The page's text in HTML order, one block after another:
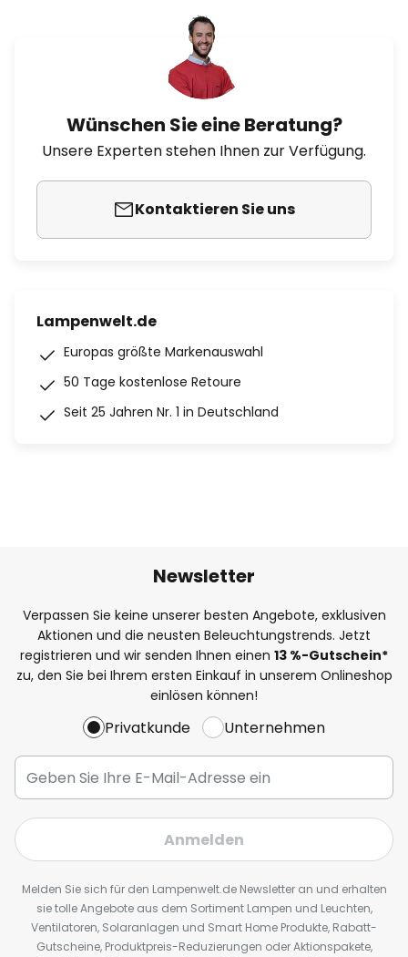
Wünschen Sie eine Beratung?
Unsere Experten stehen Ihnen zur Verfügung.
Kontaktieren Sie uns
Lampenwelt.de
Europas größte Markenauswahl
50 Tage kostenlose Retoure
Seit 25 Jahren Nr. 1 in Deutschland
Newsletter
Verpassen Sie keine unserer besten Angebote, exklusiven
Aktionen und die neusten Beleuchtungstrends. Jetzt
registrieren und wir senden Ihnen einen 13 %-Gutschein*
zu, den Sie bei Ihrem ersten Einkauf in unserem Onlineshop
einlösen können!
Privatkunde Unternehmen
Anmelden
Melden Sie sich für den Lampenwelt.de Newsletter an und erhalten
sie tolle Angebote aus dem Sortiment Lampen und Leuchten,
Ventilatoren, Solaranlagen und Smart Home Produkte, Rabatt-
Gutscheine, Produktpreis-Reduzierungen oder Aktionspakete,